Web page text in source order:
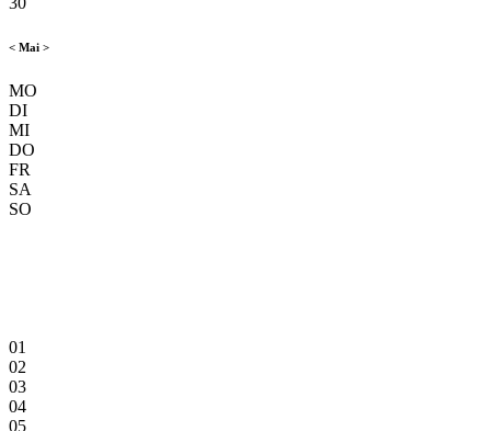
< Mai >
MO
DI
MI
DO
FR
SA
SO
01
02
03
04
05